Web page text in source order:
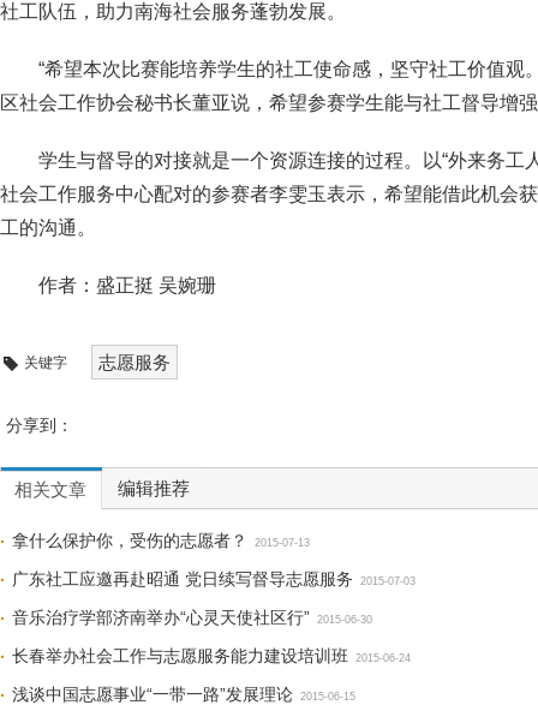
社工队伍，助力南海社会服务蓬勃发展。
“希望本次比赛能培养学生的社工使命感，坚守社工价值观
区社会工作协会秘书长董亚说，希望参赛学生能与社工督导增
学生与督导的对接就是一个资源连接的过程。以“外来务工
社会工作服务中心配对的参赛者李雯玉表示，希望能借此机会
工的沟通。
作者：盛正挺 吴婉珊
关键字 志愿服务
分享到：
相关文章 编辑推荐
拿什么保护你，受伤的志愿者？ 2015-07-13
广东社工应邀再赴昭通 党日续写督导志愿服务 2015-07-03
音乐治疗学部济南举办“心灵天使社区行” 2015-06-30
长春举办社会工作与志愿服务能力建设培训班 2015-06-24
浅谈中国志愿事业“一带一路”发展理论 2015-06-15